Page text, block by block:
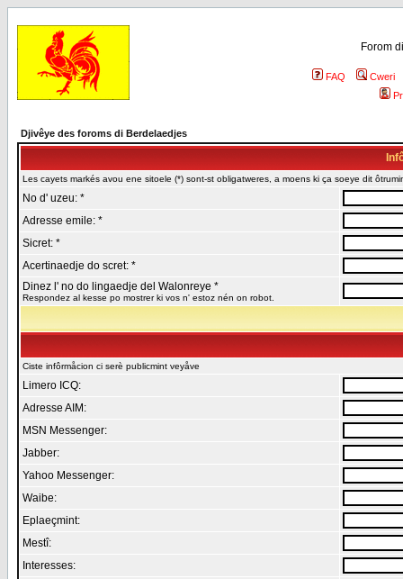
Forom
FAQ
Cweri
Djivêye des foroms di Berdelaedjes
Les cayets markés avou ene sitoele (*) sont-st obligatweres, a moens ki ça soeye dit
No d' uzeu: *
Adresse emile: *
Sicret: *
Acertinaedje do scret: *
Dinez l' no do lingaedje del Walonreye *
Respondez al kesse po mostrer ki vos n' estoz nén on robot.
Ciste infôrmåcion ci serè publicmint veyåve
Limero ICQ:
Adresse AIM:
MSN Messenger:
Jabber:
Yahoo Messenger:
Waibe:
Eplaeçmint:
Mestî:
Interesses: